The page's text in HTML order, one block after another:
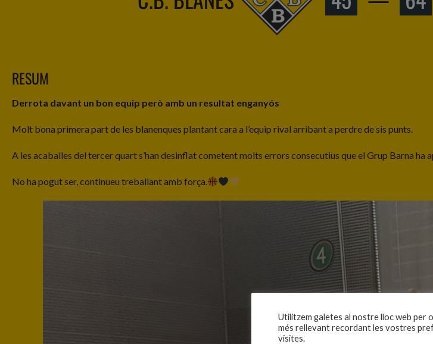
RESUM
Derrota davant un bon equip però amb un resultat enganyós
Molt bona primera part de les blanenques plantant cara a l’equip rival arribant a perdre de sis punts.
A les acaballes del tercer quart s’han desinflat cometent molts errors consecutius que el Grup Barna ha
No ha pogut ser, continueu treballant amb força.
Utilitzem galetes al nostre lloc web per
més rellevant recordant les vostres
visites.